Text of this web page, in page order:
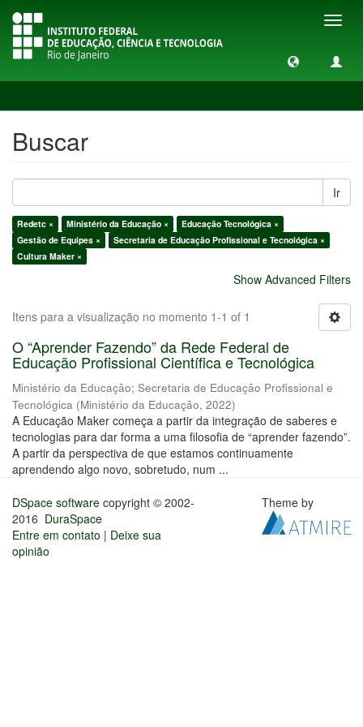
Buscar
Ir
Redetc × Ministério da Educação ×
Educação Tecnológica ×
Gestão de Equipes ×
Secretaria de Educação Profissional e Tecnológica ×
Cultura Maker ×
Show Advanced Filters
Itens para a visualização no momento 1-1 of 1
O “Aprender Fazendo” da Rede Federal de
Educação Profissional Científica e Tecnológica
Ministério da Educação; Secretaria de Educação Profissional e
Tecnológica (Ministério da Educação, 2022)
A Educação Maker começa a partir da integração de saberes e
tecnologias para dar forma a uma filosofia de “aprender fazendo”.
A partir da perspectiva de que estamos continuamente
aprendendo algo novo, sobretudo, num ...
DSpace software copyright © 2002-
2016 DuraSpace
Entre em contato | Deixe sua
opinião
Theme by